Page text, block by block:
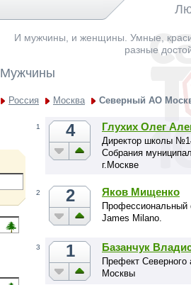
И мужчины, и женщины. Умные,
разные
Мужчины
Россия Москва Северный АО
1 4 Глухих Олег
Директор школы
Собрания
г.Москве
2 2 Яков Мищенко
Профессиональный
James Milano.
3 1 Базанчук
Префект Северного
Москвы